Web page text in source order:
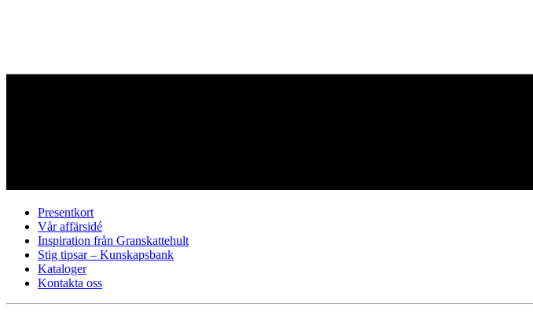
Presentkort
Vår affärsidé
Inspiration från Granskattehult
Stig tipsar – Kunskapsbank
Kataloger
Kontakta oss